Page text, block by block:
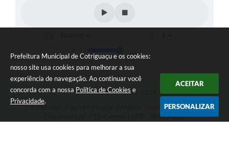
Prefeitura Municipal de Cotriguaçu e os cookies:
nosso site usa cookies para melhorar a sua
experiência de navegação. Ao continuar você
concorda com a nossa Política de Cookies e
Privacidade.
ACEITAR
PERSONALIZAR
Telefone: (66) 3555-1224
Endereço: Paço Municipal Antônio Skura - Av 20 de
Dezembro,Nº 725-Centro | CEP: 78330-000